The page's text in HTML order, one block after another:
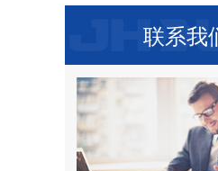
联系我